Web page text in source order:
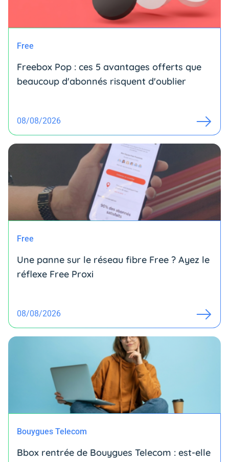
Free
Freebox Pop : ces 5 avantages offerts que
beaucoup d'abonnés risquent d'oublier
08/08/2026
Free
Une panne sur le réseau fibre Free ? Ayez le
réflexe Free Proxi
08/08/2026
Bouygues Telecom
Bbox rentrée de Bouygues Telecom : est-elle